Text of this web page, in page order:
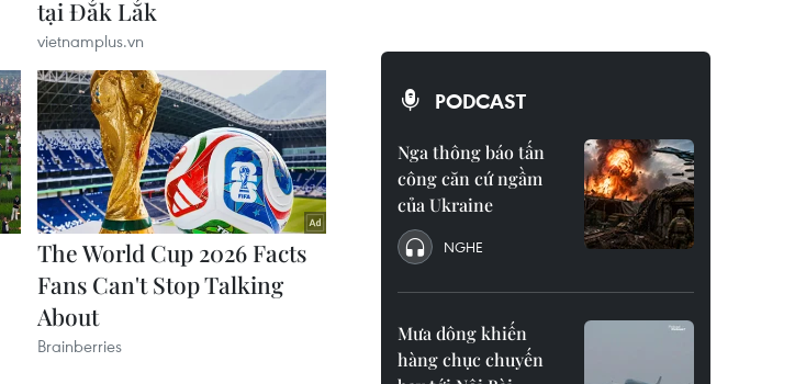
PODCAST
Nga thông báo tấn
công căn cứ ngầm
của Ukraine
NGHE
Mưa dông khiến
hàng chục chuyến